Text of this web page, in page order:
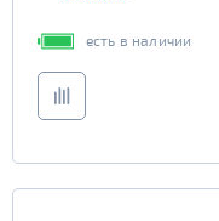
есть в наличии